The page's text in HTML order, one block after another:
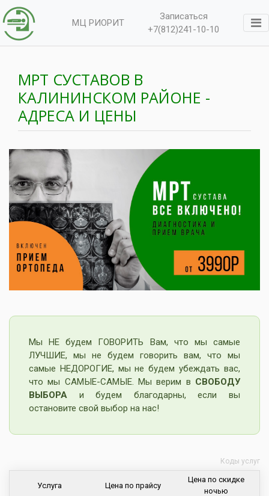
МЦ РИОРИТ
Записаться
+7(812)241-10-10
МРТ СУСТАВОВ В
КАЛИНИНСКОМ РАЙОНЕ -
АДРЕСА И ЦЕНЫ
Мы НЕ будем ГОВОРИТЬ Вам, что мы самые
ЛУЧШИЕ, мы не будем говорить вам, что мы
самые НЕДОРОГИЕ, мы не будем убеждать вас,
что мы САМЫЕ-САМЫЕ. Мы верим в СВОБОДУ
ВЫБОРА и будем благодарны, если вы
остановите свой выбор на нас!
Услуга Цена по прайсу
Цена по скидке
ночью
Коды услуг